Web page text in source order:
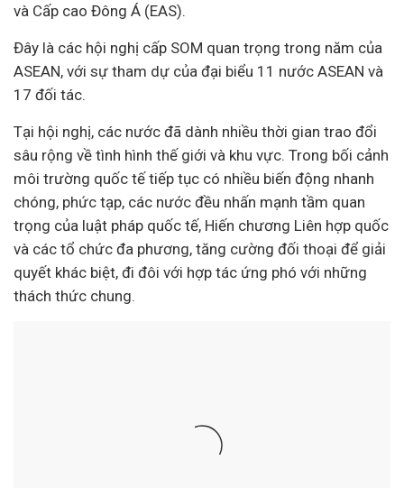
và Cấp cao Đông Á (EAS).
Đây là các hội nghị cấp SOM quan trọng trong năm của
ASEAN, với sự tham dự của đại biểu 11 nước ASEAN và
17 đối tác.
Tại hội nghị, các nước đã dành nhiều thời gian trao đổi
sâu rộng về tình hình thế giới và khu vực. Trong bối cảnh
môi trường quốc tế tiếp tục có nhiều biến động nhanh
chóng, phức tạp, các nước đều nhấn mạnh tầm quan
trọng của luật pháp quốc tế, Hiến chương Liên hợp quốc
và các tổ chức đa phương, tăng cường đối thoại để giải
quyết khác biệt, đi đôi với hợp tác ứng phó với những
thách thức chung.